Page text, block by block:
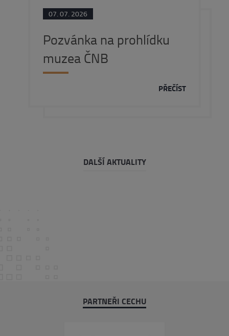
07. 07. 2026
Pozvánka na prohlídku
muzea ČNB
PŘEČÍST
DALŠÍ AKTUALITY
PARTNEŘI CECHU